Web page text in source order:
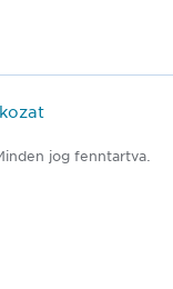
jog fenntartva.